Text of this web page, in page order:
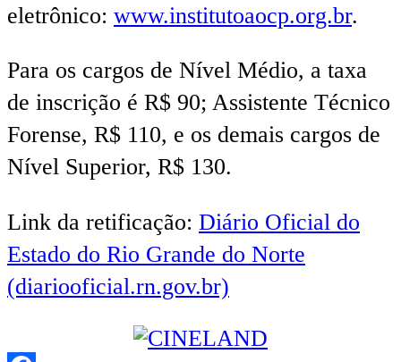
eletrônico: www.institutoaocp.org.br.
Para os cargos de Nível Médio, a taxa
de inscrição é R$ 90; Assistente Técnico
Forense, R$ 110, e os demais cargos de
Nível Superior, R$ 130.
Link da retificação: Diário Oficial do
Estado do Rio Grande do Norte
(diariooficial.rn.gov.br)